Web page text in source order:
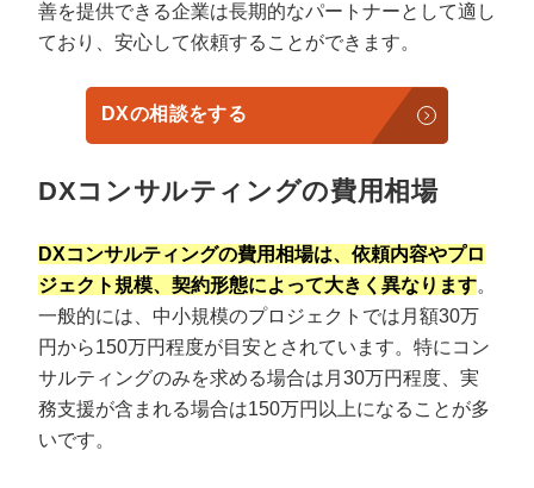
善を提供できる企業は長期的なパートナーとして適し
ており、安心して依頼することができます。
DXの相談をする
DXコンサルティングの費用相場
DXコンサルティングの費用相場は、依頼内容やプロ
ジェクト規模、契約形態によって大きく異なります。
一般的には、中小規模のプロジェクトでは月額30万
円から150万円程度が目安とされています。特にコン
サルティングのみを求める場合は月30万円程度、実
務支援が含まれる場合は150万円以上になることが多
いです。